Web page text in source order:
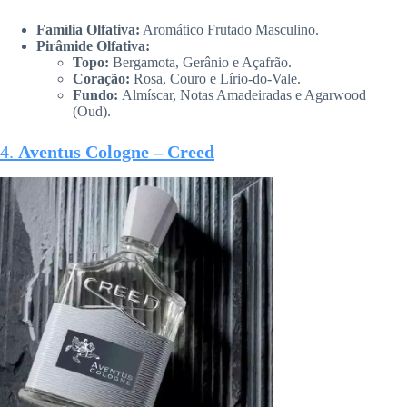
Família Olfativa: Aromático Frutado Masculino.
Pirâmide Olfativa:
Topo: Bergamota, Gerânio e Açafrão.
Coração: Rosa, Couro e Lírio-do-Vale.
Fundo: Almíscar, Notas Amadeiradas e Agarwood
(Oud).
4. Aventus Cologne – Creed